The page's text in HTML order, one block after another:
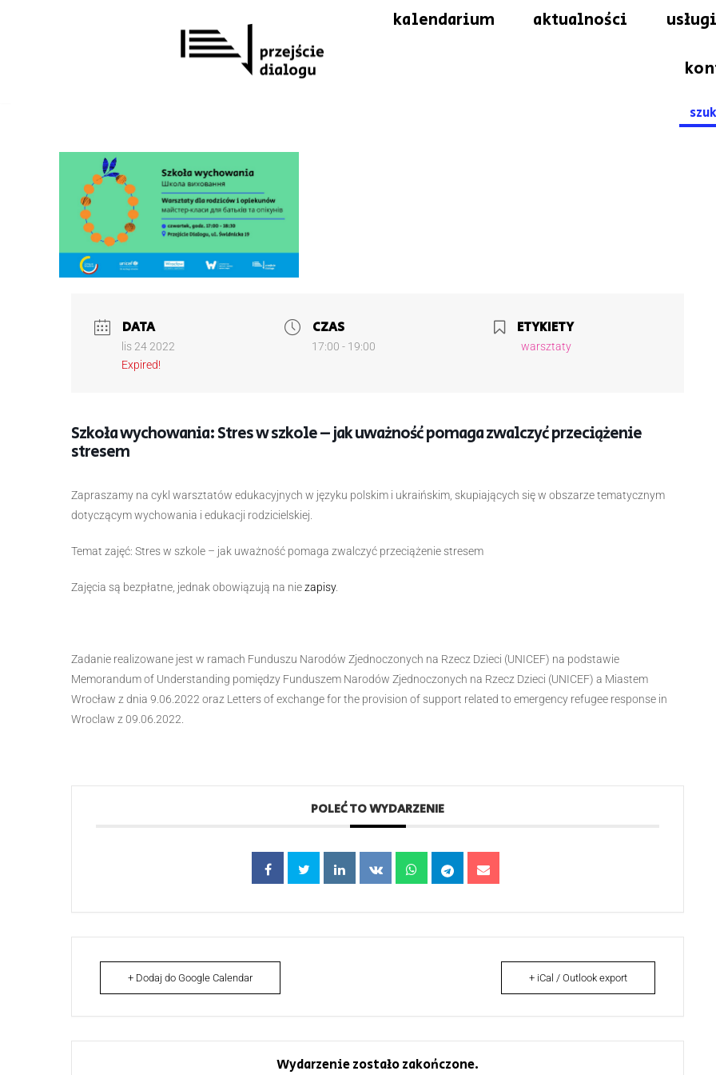
kalendarium aktualności
for:
DATA
lis 24 2022
Expired!
CZAS
17:00 - 19:00
ETYKIETY
warsztaty
Szkoła wychowania: Stres w szkole – jak uważność pomaga zwalczyć przeciążenie
stresem
Zapraszamy na cykl warsztatów edukacyjnych w języku polskim i ukraińskim, skupiających się w obszarze tematycznym
dotyczącym wychowania i edukacji rodzicielskiej.
Temat zajęć: Stres w szkole – jak uważność pomaga zwalczyć przeciążenie stresem
Zajęcia są bezpłatne, jednak obowiązują na niezapisy.
Zadanie realizowane jest w ramach Funduszu Narodów Zjednoczonych na Rzecz Dzieci (UNICEF) na podstawie
Memorandum of Understanding pomiędzy Funduszem Narodów Zjednoczonych na Rzecz Dzieci (UNICEF) a Miastem
Wrocław z dnia 9.06.2022 oraz Letters of exchange for the provision of support related to emergency refugee response in
Wroclaw z 09.06.2022.
POLEĆ TO WYDARZENIE
+ Dodaj do Google Calendar + iCal / Outlook export
Wydarzenie zostało zakończone.